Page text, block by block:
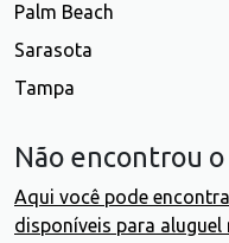
Palm Beach
Sarasota
Tampa
Não encontrou
Aqui você pode
disponíveis para aluguel